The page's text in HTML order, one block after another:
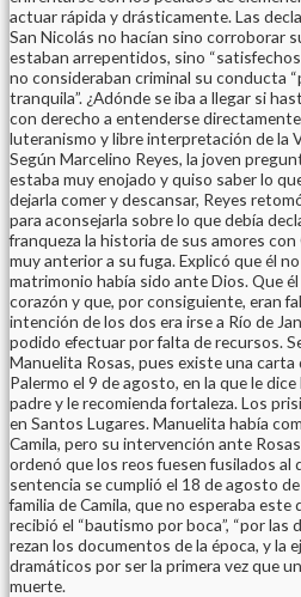
actuar rápida y drásticamente. Las
San Nicolás no hacían sino corroborar
estaban arrepentidos, sino
no consideraban criminal su conducta
tranquila”. ¿Adónde se iba a llegar si
con derecho a entenderse
luteranismo y libre interpretación de la
Según Marcelino Reyes, la joven
estaba muy enojado y quiso saber lo
dejarla comer y descansar, Reyes
para aconsejarla sobre lo que debía
franqueza la historia de sus amores
muy anterior a su fuga. Explicó que él
matrimonio había sido ante Dios. Que
corazón y que, por consiguiente, eran
intención de los dos era irse a Río de
podido efectuar por falta de recursos.
Manuelita Rosas, pues existe una carta
Palermo el 9 de agosto, en la que le
padre y le recomienda fortaleza. Los
en Santos Lugares. Manuelita había
Camila, pero su intervención ante
ordenó que los reos fuesen fusilados al
sentencia se cumplió el 18 de agosto
familia de Camila, que no esperaba este
recibió el “bautismo por boca”, “por las
rezan los documentos de la época, y la
dramáticos por ser la primera vez que
muerte.